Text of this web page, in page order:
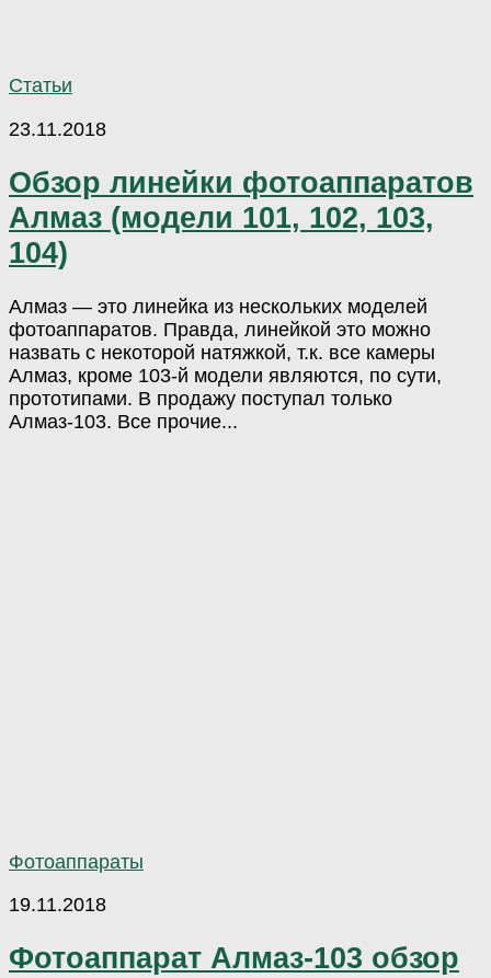
Статьи
23.11.2018
Обзор линейки фотоаппаратов
Алмаз (модели 101, 102, 103,
104)
Алмаз — это линейка из нескольких моделей
фотоаппаратов. Правда, линейкой это можно
назвать с некоторой натяжкой, т.к. все камеры
Алмаз, кроме 103-й модели являются, по сути,
прототипами. В продажу поступал только
Алмаз-103. Все прочие...
Фотоаппараты
19.11.2018
Фотоаппарат Алмаз-103 обзор